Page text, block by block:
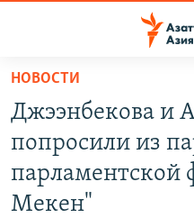
Вернуться
основному
содержанию
Вернутся
главной
ЦЕНТРАЛЬНАЯ АЗИЯ
УЗБЕКИСТАН
НОВОСТИ
ВОЙНА В УКРАИНЕ
НА ДРУГИХ ЯЗЫКАХ
НОВОСТИ
Джээнбекова и
попросили из
парламентской
Мекен"